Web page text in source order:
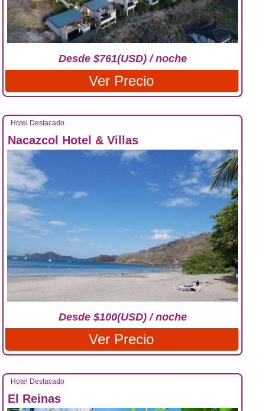
Desde $761(USD) / noche
Ver Precio
Hotel Destacado
Nacazcol Hotel & Villas
Desde $100(USD) / noche
Ver Precio
Hotel Destacado
El Reinas